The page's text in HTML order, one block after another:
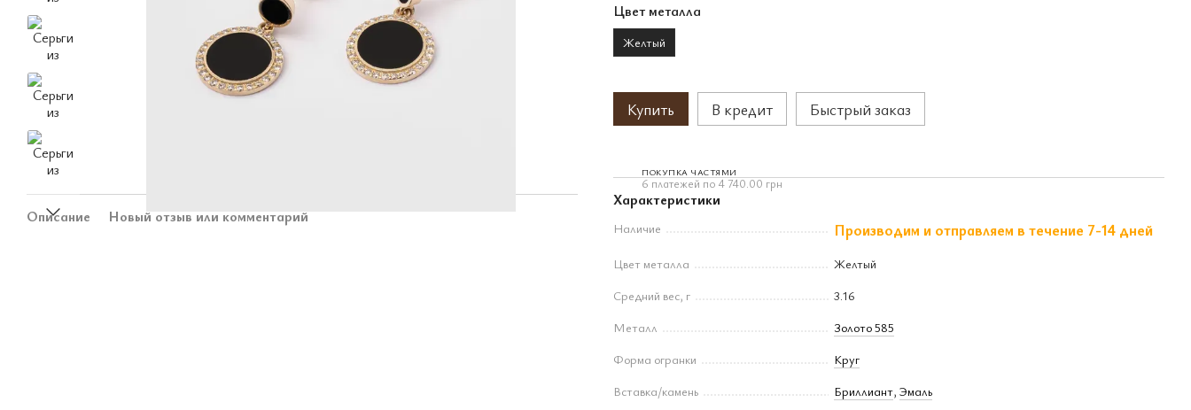
Описание Новый отзыв или комментарий
Цвет металла
Желтый
Купить В кредит Быстрый заказ
ПОКУПКА ЧАСТЯМИ
6 платежей по 4 740.00 грн
Характеристики
Наличие Производим и отправляем в течение 7-14 дней
Цвет металла
Желтый
Средний вес, г
3.16
Металл
Золото 585
Форма огранки
Круг
Вставка/камень
Бриллиант, Эмаль